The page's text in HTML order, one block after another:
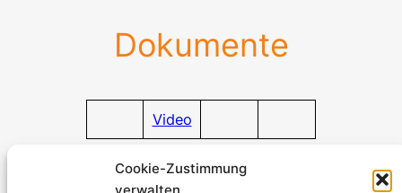
Cookie-Zustimmung
Dokumente
Video